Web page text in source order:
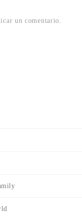
un comentario.